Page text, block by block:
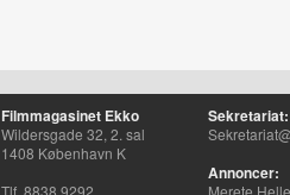
Filmmagasinet Ekko
Wildersgade 32, 2. sal
1408 København K
Tlf. 8838 9292
Sekretariat:
Annoncer:
Merete